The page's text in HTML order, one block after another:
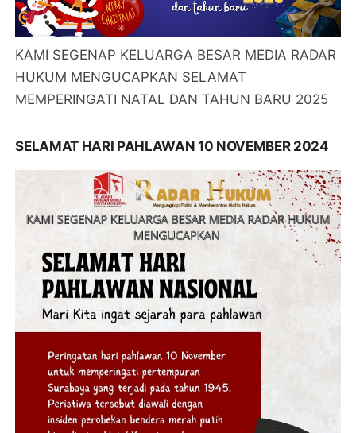
KAMI SEGENAP KELUARGA BESAR MEDIA RADAR
HUKUM MENGUCAPKAN SELAMAT
MEMPERINGATI NATAL DAN TAHUN BARU 2025
SELAMAT HARI PAHLAWAN 10 NOVEMBER 2024